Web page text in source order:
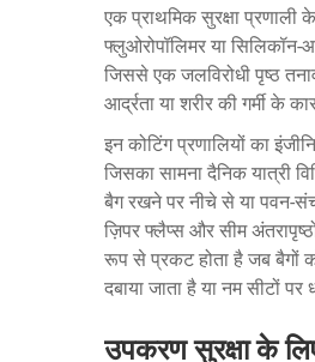
एक प्राथमिक सुरक्षा प्रणाली
फ्लुओरोपॉलिमर या
जिससे एक जलविरोधी पृष्ठ
आर्द्रता या शरीर की गर्मी के
इन कोटिंग प्रणालियों का
जिसका सामना दैनिक यात्री
बैग रखने पर नीचे से या पवन-
ज़िपर फ्लैप्स और सीम
रूप से प्रकट होता है जब बैगों
दबाया जाता है या नम सीटों
उपकरण सुरक्षा के